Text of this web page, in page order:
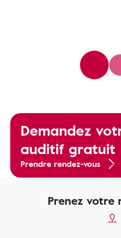
Demandez
auditif gratuit
Prendre rendez-vous
Prenez votre